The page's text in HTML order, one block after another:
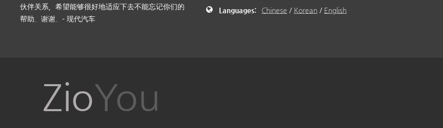
伙伴关系，希望能够很好地适应下去不能忘记你们的
帮助。谢谢。- 现代汽车
Languages:
Chinese / Korean / English
ZioYou